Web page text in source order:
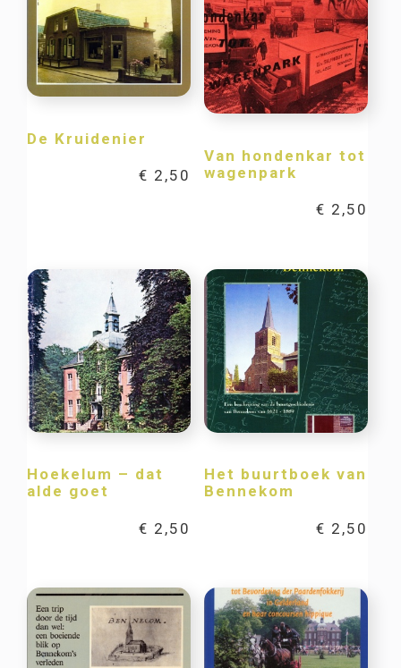
De Kruidenier
€ 2,50
Van hondenkar tot
wagenpark
€ 2,50
Hoekelum – dat
alde goet
€ 2,50
Het buurtboek van
Bennekom
€ 2,50